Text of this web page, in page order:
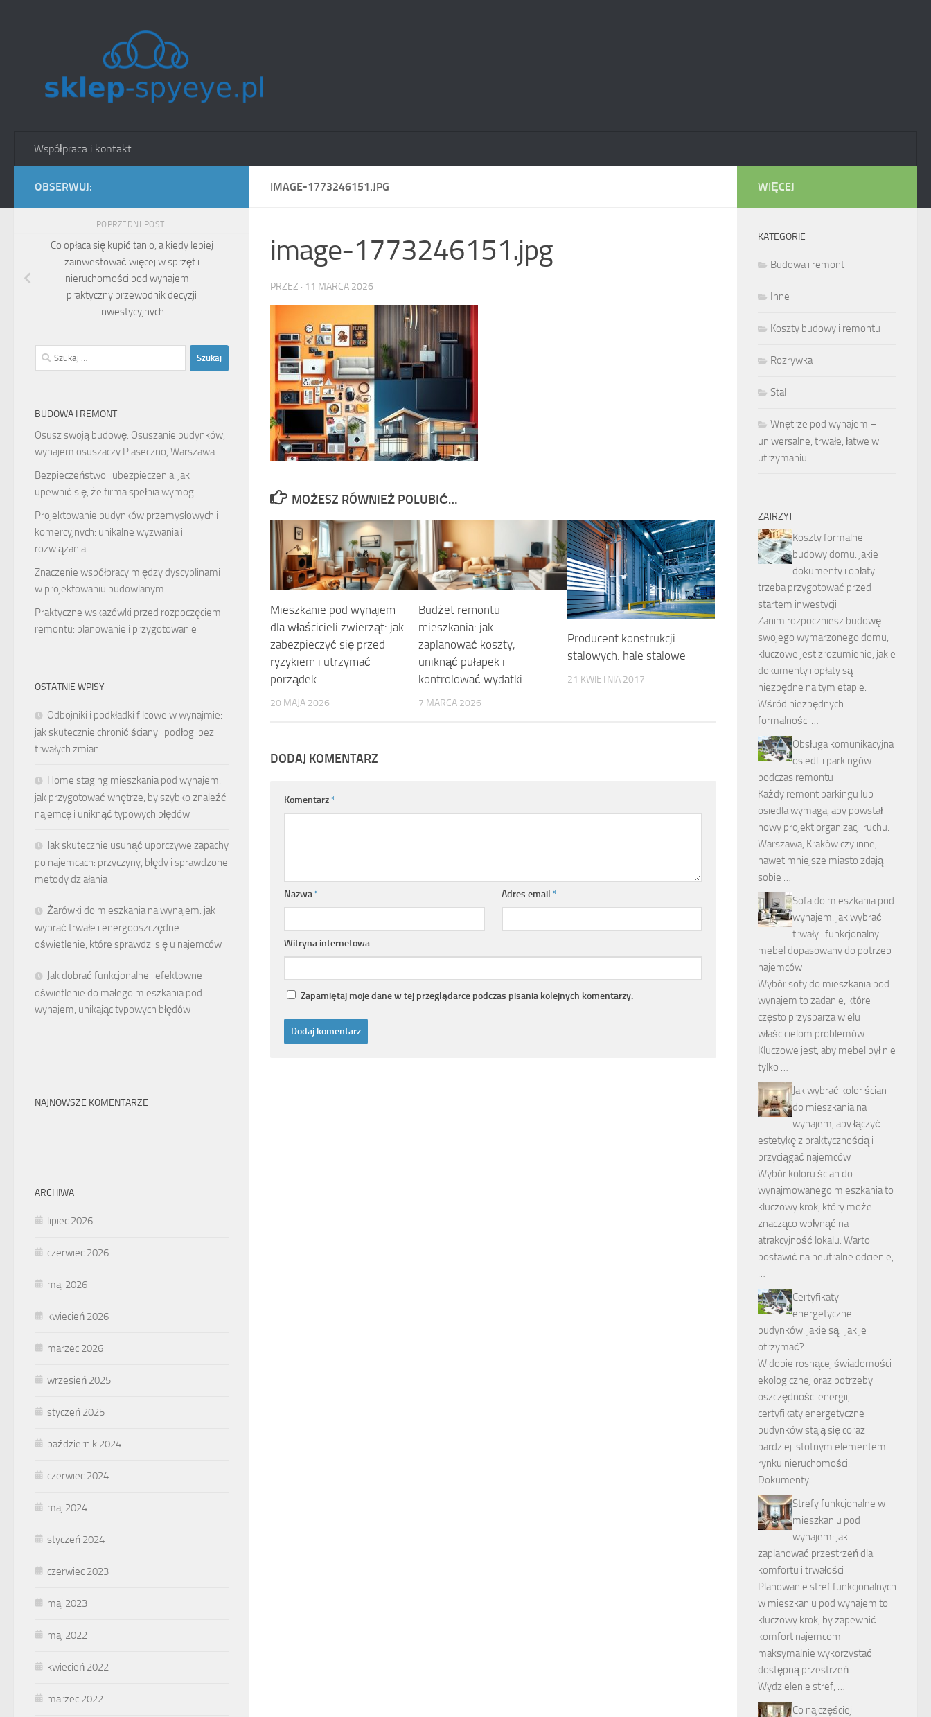
Współpraca i kontakt
IMAGE-1773246151.JPG
image-1773246151.jpg
PRZEZ · 11 MARCA 2026
MOŻESZ RÓWNIEŻ POLUBIĆ…
Mieszkanie pod wynajem
dla właścicieli zwierząt: jak
zabezpieczyć się przed
ryzykiem i utrzymać
porządek
20 MAJA 2026
Budżet remontu
mieszkania: jak
zaplanować koszty,
uniknąć pułapek i
kontrolować wydatki
7 MARCA 2026
Producent konstrukcji
stalowych: hale stalowe
21 KWIETNIA 2017
DODAJ KOMENTARZ
Komentarz*
Nazwa* Adres email*
Witryna internetowa
Zapamiętaj moje dane w tej przeglądarce podczas pisania kolejnych komentarzy.
OBSERWUJ:
POPRZEDNI POST
Co opłaca się kupić tanio, a kiedy lepiej
zainwestować więcej w sprzęt i
nieruchomości pod wynajem –
praktyczny przewodnik decyzji
inwestycyjnych
Szukaj:
BUDOWA I REMONT
Osusz swoją budowę. Osuszanie budynków,
wynajem osuszaczy Piaseczno, Warszawa
Bezpieczeństwo i ubezpieczenia: jak
upewnić się, że firma spełnia wymogi
Projektowanie budynków przemysłowych i
komercyjnych: unikalne wyzwania i
rozwiązania
Znaczenie współpracy między dyscyplinami
w projektowaniu budowlanym
Praktyczne wskazówki przed rozpoczęciem
remontu: planowanie i przygotowanie
OSTATNIE WPISY
Odbojniki i podkładki filcowe w wynajmie:
jak skutecznie chronić ściany i podłogi bez
trwałych zmian
Home staging mieszkania pod wynajem:
jak przygotować wnętrze, by szybko znaleźć
najemcę i uniknąć typowych błędów
Jak skutecznie usunąć uporczywe zapachy
po najemcach: przyczyny, błędy i sprawdzone
metody działania
Żarówki do mieszkania na wynajem: jak
wybrać trwałe i energooszczędne
oświetlenie, które sprawdzi się u najemców
Jak dobrać funkcjonalne i efektowne
oświetlenie do małego mieszkania pod
wynajem, unikając typowych błędów
NAJNOWSZE KOMENTARZE
ARCHIWA
lipiec 2026
czerwiec 2026
maj 2026
kwiecień 2026
marzec 2026
wrzesień 2025
styczeń 2025
październik 2024
czerwiec 2024
maj 2024
styczeń 2024
czerwiec 2023
maj 2023
maj 2022
kwiecień 2022
marzec 2022
WIĘCEJ
KATEGORIE
Budowa i remont
Inne
Koszty budowy i remontu
Rozrywka
Stal
Wnętrze pod wynajem –
uniwersalne, trwałe, łatwe w
utrzymaniu
ZAJRZYJ
Koszty formalne
budowy domu: jakie
dokumenty i opłaty
trzeba przygotować przed
startem inwestycji
Zanim rozpoczniesz budowę
swojego wymarzonego domu,
kluczowe jest zrozumienie, jakie
dokumenty i opłaty są
niezbędne na tym etapie.
Wśród niezbędnych
formalności …
Obsługa komunikacyjna
osiedli i parkingów
podczas remontu
Każdy remont parkingu lub
osiedla wymaga, aby powstał
nowy projekt organizacji ruchu.
Warszawa, Kraków czy inne,
nawet mniejsze miasto zdają
sobie …
Sofa do mieszkania pod
wynajem: jak wybrać
trwały i funkcjonalny
mebel dopasowany do potrzeb
najemców
Wybór sofy do mieszkania pod
wynajem to zadanie, które
często przysparza wielu
właścicielom problemów.
Kluczowe jest, aby mebel był nie
tylko …
Jak wybrać kolor ścian
do mieszkania na
wynajem, aby łączyć
estetykę z praktycznością i
przyciągać najemców
Wybór koloru ścian do
wynajmowanego mieszkania to
kluczowy krok, który może
znacząco wpłynąć na
atrakcyjność lokalu. Warto
postawić na neutralne odcienie,
…
Certyfikaty
energetyczne
budynków: jakie są i jak je
otrzymać?
W dobie rosnącej świadomości
ekologicznej oraz potrzeby
oszczędności energii,
certyfikaty energetyczne
budynków stają się coraz
bardziej istotnym elementem
rynku nieruchomości.
Dokumenty …
Strefy funkcjonalne w
mieszkaniu pod
wynajem: jak
zaplanować przestrzeń dla
komfortu i trwałości
Planowanie stref funkcjonalnych
w mieszkaniu pod wynajem to
kluczowy krok, by zapewnić
komfort najemcom i
maksymalnie wykorzystać
dostępną przestrzeń.
Wydzielenie stref, …
Co najczęściej